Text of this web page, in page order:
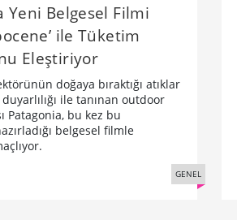
Yeni Belgesel Filmi
ile Tüketim
Eleştiriyor
doğaya bıraktığı atıklar
ile tanınan outdoor
Patagonia, bu kez bu
belgesel filmle
GENEL